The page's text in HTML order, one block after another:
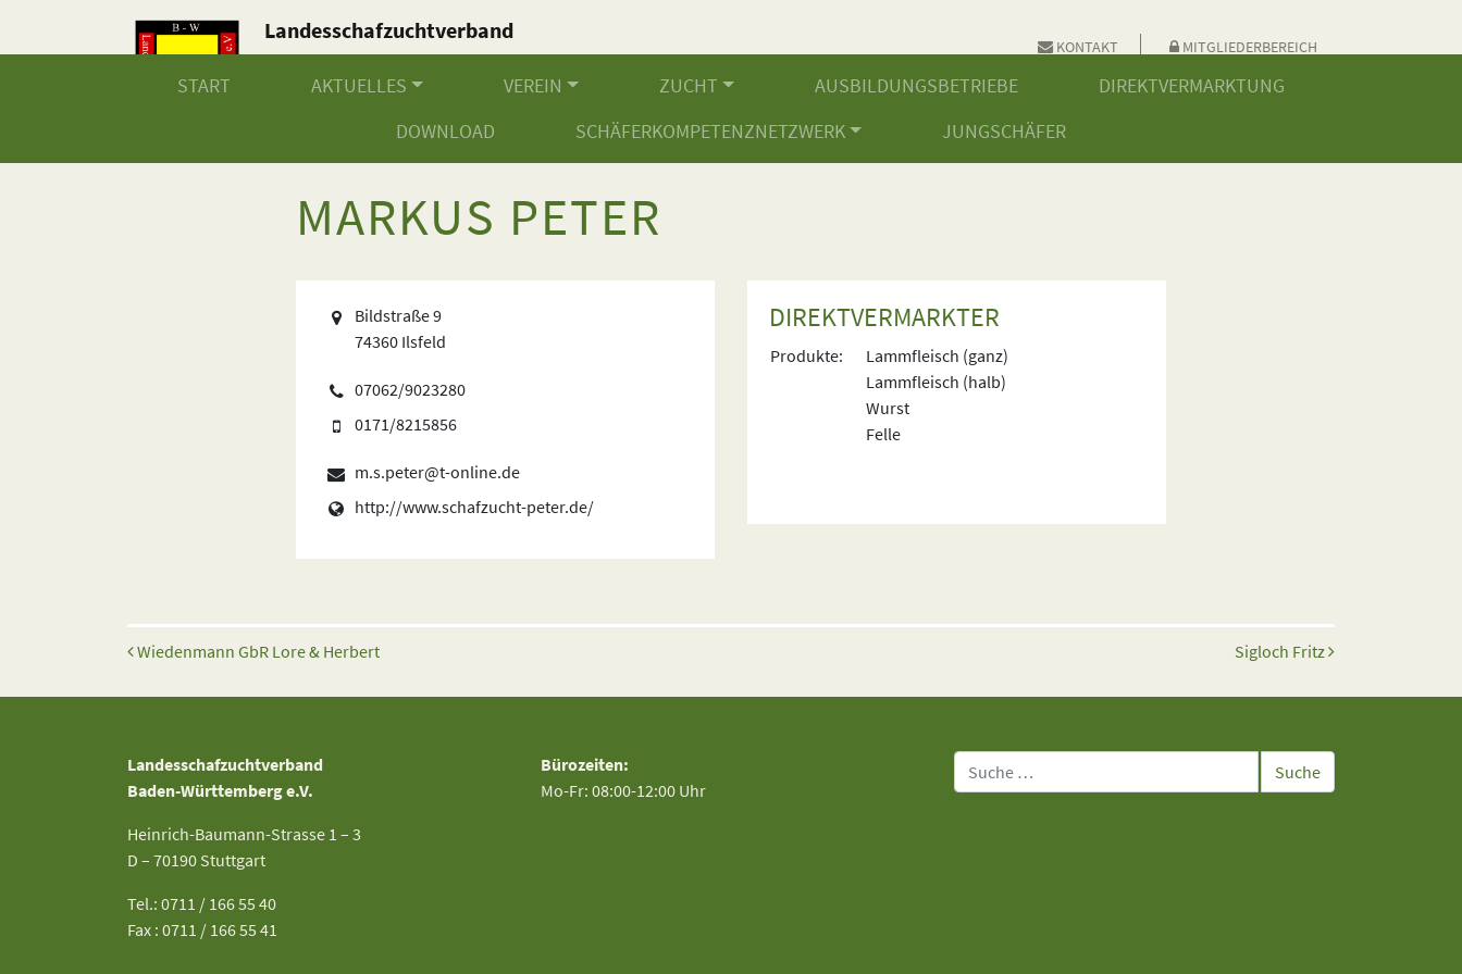
Landesschafzuchtverband
Baden-Württemberg e.V.
KONTAKT MITGLIEDERBEREICH
START AKTUELLES VEREIN ZUCHT AUSBILDUNGSBETRIEBE
DIREKTVERMARKTUNG
DOWNLOAD
SCHÄFERKOMPETENZNETZWERK JUNGSCHÄFER
MARKUS PETER
Bildstraße 9
74360 Ilsfeld
07062/9023280
0171/8215856
m.s.peter@t-online.de
http://www.schafzucht-peter.de/
DIREKTVERMARKTER
Produkte:
Lammfleisch (ganz)
Lammfleisch (halb)
Wurst
Felle
Beitrags-Navigation
Wiedenmann GbR Lore & Herbert Sigloch Fritz
Landesschafzuchtverband
Baden-Württemberg e.V.
Heinrich-Baumann-Strasse 1 – 3
D – 70190 Stuttgart
Tel.: 0711 / 166 55 40
Fax : 0711 / 166 55 41
Bürozeiten:
Mo-Fr: 08:00-12:00 Uhr
Suche